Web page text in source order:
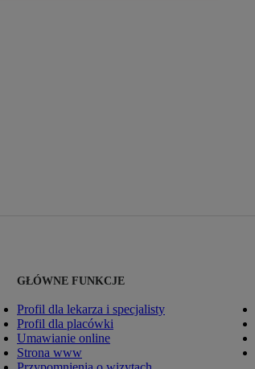
GŁÓWNE FUNKCJE
Profil dla lekarza i specjalisty
Profil dla placówki
Umawianie online
Strona www